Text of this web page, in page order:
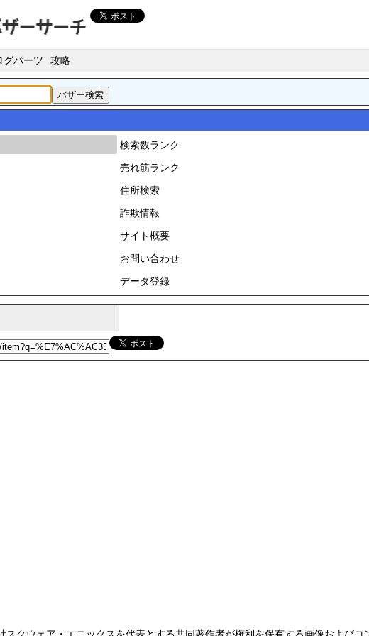
グパーツ 攻略
検索数ランク
売れ筋ランク
住所検索
詐欺情報
サイト概要
お問い合わせ
データ登録